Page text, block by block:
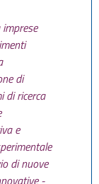
di
di ricerca
e
di nuove
-